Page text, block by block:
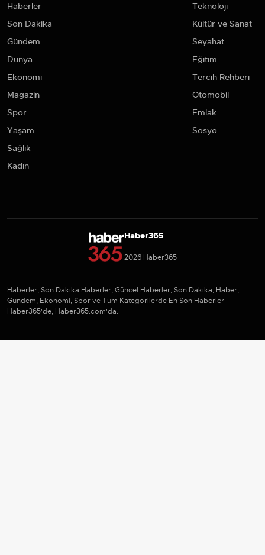
Haberler
Son Dakika
Gündem
Dünya
Ekonomi
Magazin
Spor
Yaşam
Sağlık
Kadın
Teknoloji
Kültür ve Sanat
Seyahat
Eğitim
Tercih Rehberi
Otomobil
Emlak
Sosyo
Haber365
2026 Haber365
Haberler, Son Dakika Haberler, Güncel Haberler, Son Dakika, Haber,
Gündem, Ekonomi, Spor ve Tüm Kategorilerde En Son Haberler
Haber365'de, Haber365.com'da.